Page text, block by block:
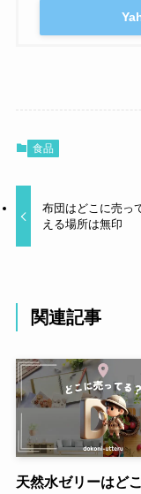
食品
布団はどこに売っ
える場所は無印
関連記事
天然水ゼリーはど